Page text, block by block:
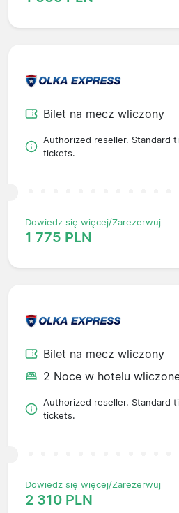
Bilet na mecz wliczony
Authorized reseller. Standard
tickets.
Dowiedz się więcej/Zarezerwuj
1 775 PLN
Bilet na mecz wliczony
2 Noce w hotelu
Authorized reseller. Standard
tickets.
Dowiedz się więcej/Zarezerwuj
2 310 PLN